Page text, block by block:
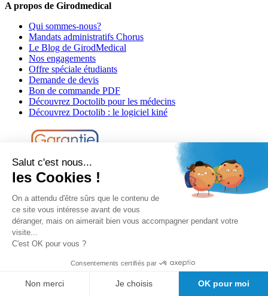
A propos de Girodmedical
Qui sommes-nous?
Mandats administratifs Chorus
Le Blog de GirodMedical
Nos engagements
Offre spéciale étudiants
Demande de devis
Bon de commande PDF
Découvrez Doctolib pour les médecins
Découvrez Doctolib : le logiciel kiné
Besoin d'aide?
Conditions générales de vente
Politique de confidentialité
Informations de livraison
Informations de paiement
Salut c'est nous...
les Cookies !
On a attendu d'être sûrs que le contenu de
ce site vous intéresse avant de vous
déranger, mais on aimerait bien vous accompagner pendant votre
visite...
C'est OK pour vous ?
Consentements certifiés par
Non merci Je choisis OK pour moi